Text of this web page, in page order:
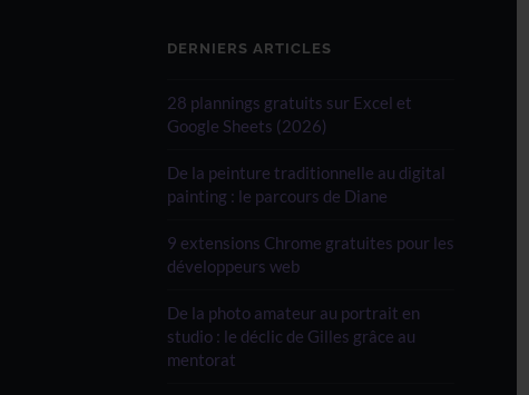
DERNIERS ARTICLES
28 plannings gratuits sur Excel et
Google Sheets (2026)
De la peinture traditionnelle au digital
painting : le parcours de Diane
9 extensions Chrome gratuites pour les
développeurs web
De la photo amateur au portrait en
studio : le déclic de Gilles grâce au
mentorat